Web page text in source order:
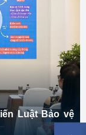
Luật Bảo vệ